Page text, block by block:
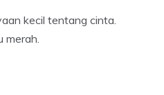
kecil tentang cinta.
merah.